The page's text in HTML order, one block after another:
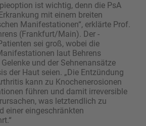
ist wichtig, denn die PsA
mit einem breiten
Manifestationen“, erklärte Prof.
(Frankfurt/Main). Der
sei groß, wobei die
laut Behrens
und der Sehnenansätze
der Haut seien. „Die Entzündung
kann zu Knochenerosionen
führen und damit irreversible
was letztendlich zu
einer eingeschränkten